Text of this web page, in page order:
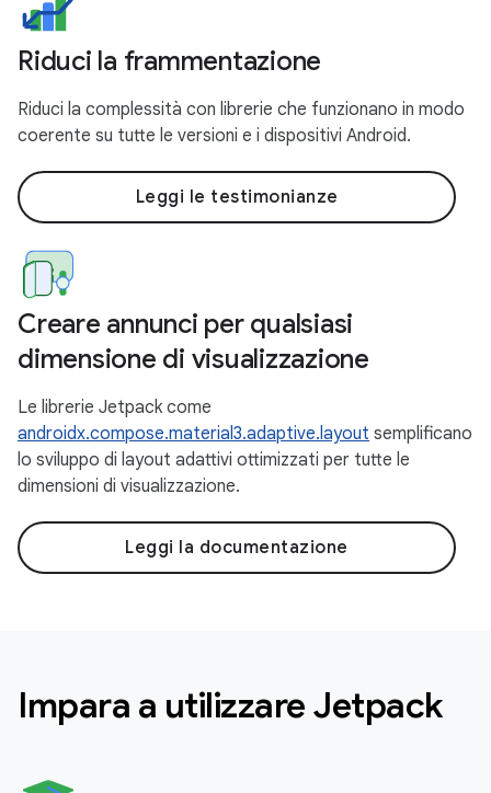
Riduci la frammentazione
Riduci la complessità con librerie che funzionano in modo
coerente su tutte le versioni e i dispositivi Android.
Leggi le testimonianze
Creare annunci per qualsiasi
dimensione di visualizzazione
Le librerie Jetpack come
androidx.compose.material3.adaptive.layout semplificano
lo sviluppo di layout adattivi ottimizzati per tutte le
dimensioni di visualizzazione.
Leggi la documentazione
Impara a utilizzare Jetpack